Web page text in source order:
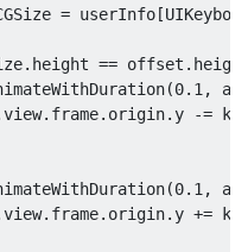
= userInfo[
. height == offset .
(0. 1 ,
view. frame. origin. y -=
(0. 1 ,
view. frame. origin. y +=